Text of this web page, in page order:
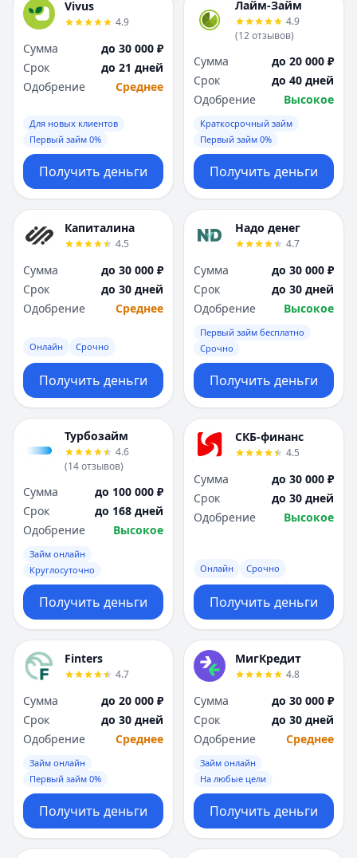
Vivus
4.9
Сумма
до 30 000 ₽
Срок
до 21 дней
Одобрение
Среднее
Для новых клиентов
Первый займ 0%
Получить деньги
Лайм-Займ
4.9
(12отзывов)
Сумма
до 20 000 ₽
Срок
до 40 дней
Одобрение
Высокое
Краткосрочный займ
Первый займ 0%
Получить деньги
Капиталина
4.5
Сумма
до 30 000 ₽
Срок
до 30 дней
Одобрение
Среднее
Онлайн Срочно
Получить деньги
Надо денег
4.7
Сумма
до 30 000 ₽
Срок
до 30 дней
Одобрение
Высокое
Первый займ бесплатно
Срочно
Получить деньги
Турбозайм
4.6
(14отзывов)
Сумма
до 100 000 ₽
Срок
до 168 дней
Одобрение
Высокое
Займ онлайн
Круглосуточно
Получить деньги
СКБ-финанс
4.5
Сумма
до 30 000 ₽
Срок
до 30 дней
Одобрение
Высокое
Онлайн Срочно
Получить деньги
Finters
4.7
Сумма
до 20 000 ₽
Срок
до 30 дней
Одобрение
Среднее
Займ онлайн
Первый займ 0%
Получить деньги
МигКредит
4.8
Сумма
до 30 000 ₽
Срок
до 30 дней
Одобрение
Среднее
Займ онлайн
На любые цели
Получить деньги